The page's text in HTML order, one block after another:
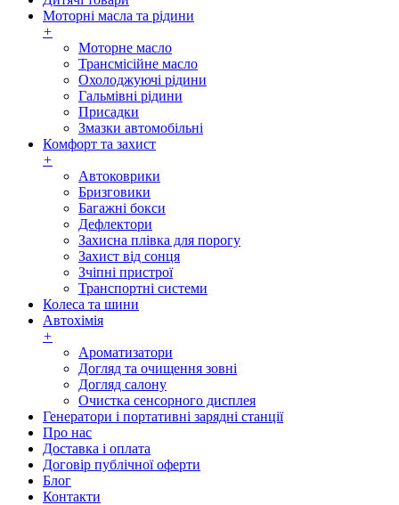
Моторні масла та рідини
+
Моторне масло
Трансмісійне масло
Охолоджуючі рідини
Гальмівні рідини
Присадки
Змазки автомобільні
Комфорт та захист
+
Автоковрики
Бризговики
Багажні бокси
Дефлектори
Захисна плівка для порогу
Захист від сонця
Зчіпні пристрої
Транспортні системи
Колеса та шини
Автохімія
+
Ароматизатори
Догляд та очищення зовні
Догляд салону
Очистка сенсорного дисплея
Генератори і портативні зарядні станції
Про нас
Доставка і оплата
Договір публічної оферти
Блог
Контакти